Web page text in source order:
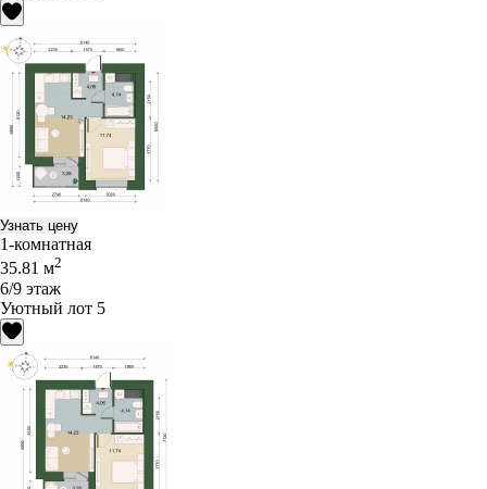
Узнать цену
1-комнатная
35.81 м2
6/9 этаж
Уютный лот 5